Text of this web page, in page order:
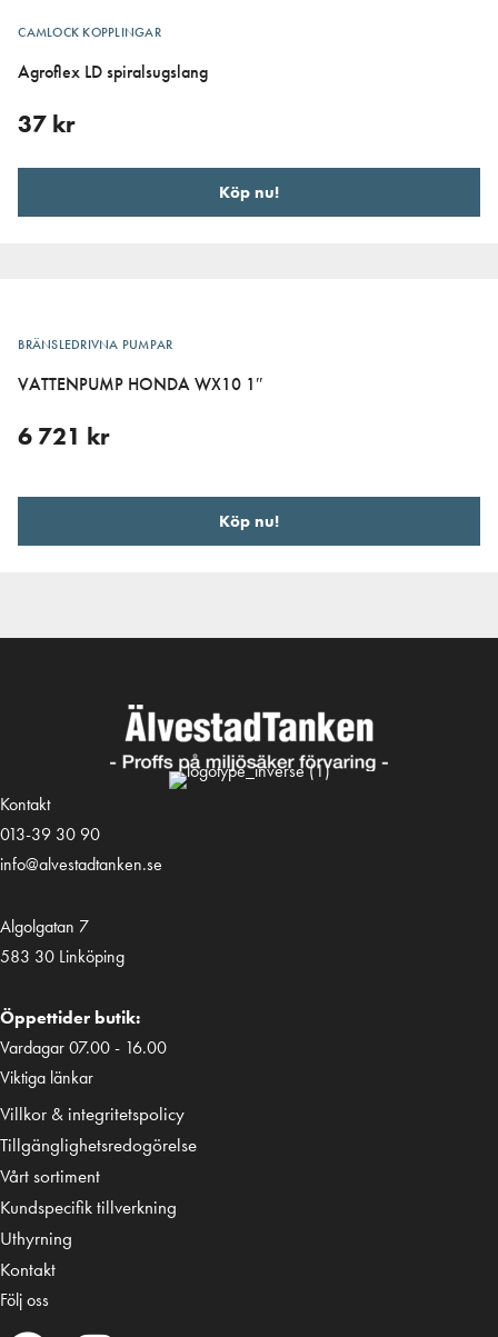
CAMLOCK KOPPLINGAR
Agroflex LD spiralsugslang
37 kr
Köp nu!
BRÄNSLEDRIVNA PUMPAR
VATTENPUMP HONDA WX10 1″
6 721 kr
Köp nu!
Kontakt
013-39 30 90
info@alvestadtanken.se
Algolgatan 7
583 30 Linköping
Öppettider butik:
Vardagar 07.00 - 16.00
Viktiga länkar
Villkor & integritetspolicy
Tillgänglighetsredogörelse
Vårt sortiment
Kundspecifik tillverkning
Uthyrning
Kontakt
Följ oss